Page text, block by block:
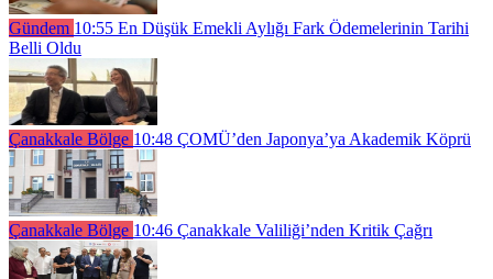
Gündem 10:55 En Düşük Emekli Aylığı Fark Ödemelerinin Tarihi
Belli Oldu
Çanakkale Bölge 10:48 ÇOMÜ’den Japonya’ya Akademik Köprü
Çanakkale Bölge 10:46 Çanakkale Valiliği’nden Kritik Çağrı